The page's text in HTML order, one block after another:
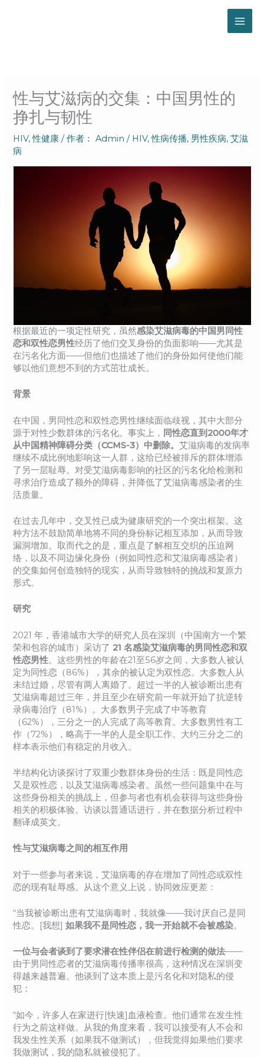
性与艾滋病的交集：中国男性的
挣扎与韧性
HIV,性健康 / 作者： Admin/ HIV,性病传播, 男性疾病,艾滋
病
根据最近的一项定性研究，虽然感染艾滋病毒的中国男同性
恋和双性恋男性经历了他们交叉身份的负面影响——尤其是
在污名化方面——但他们也描述了他们的身份如何使他们能
够以他们意想不到的方式茁壮成长。
背景
在中国，男同性恋和双性恋男性继续面临歧视，其中大部分
源于对性少数群体的污名化。事实上， 同性恋直到2000年才
从中国精神障碍分类（CCMS-3）中删除。艾滋病毒的发病率
继续不成比例地影响这一人群，这给已经被排斥的群体增添
了另一层耻辱。对受艾滋病毒影响的社区的污名化给检测和
寻求治疗造成了额外的障碍，并降低了艾滋病毒感染者的生
活质量。
在过去几年中，交叉性已成为健康研究的一个突出框架。这
种方法不鼓励简单地将不同的身份标记相互添加，从而导致
漏洞增加。取而代之的是，重点是了解相互交织的压迫网
络，以及不同边缘化身份（例如同性恋和艾滋病毒感染者）
的交集如何创造独特的现实，从而导致独特的挑战和复原力
形式。
研究
2021 年，香港城市大学的研究人员在深圳（中国南方一个繁
荣和包容的城市）采访了 21 名感染艾滋病毒的男同性恋和双
性恋男性。这些男性的年龄在21至56岁之间，大多数人被认
定为同性恋（86%），其余的被认定为双性恋。大多数人从
未结过婚，尽管有两人离婚了。超过一半的人被诊断出患有
艾滋病毒超过三年，并且至少在研究前一年就开始了抗逆转
录病毒治疗（81%）。大多数男子完成了中等教育
（62%），三分之一的人完成了高等教育。大多数男性有工
作（72%），略高于一半的人是全职工作。大约三分之二的
样本表示他们有稳定的月收入。
半结构化访谈探讨了双重少数群体身份的生活：既是同性恋
又是双性恋，以及艾滋病毒感染者。虽然一些问题集中在与
这些身份相关的挑战上，但参与者也有机会获得与这些身份
相关的积极体验。访谈以普通话进行，并在数据分析过程中
翻译成英文。
性与艾滋病毒之间的相互作用
对于一些参与者来说，艾滋病毒的存在增加了同性恋或双性
恋的现有耻辱感。从这个意义上说，协同效应更差：
“当我被诊断出患有艾滋病毒时，我就像——我讨厌自己是同
性恋。[我想]如果我不是同性恋，我一开始就不会被感染。
一位与会者谈到了要求潜在性伴侣在前进行检测的做法——
由于男同性恋者的艾滋病毒传播率很高，这种情况在深圳变
得越来越普遍。他谈到了这本质上是污名化和对隐私的侵
犯：
“如今，许多人在家进行[快速]血液检查。他们通常在发生性
行为之前这样做。从我的角度来看，我可以接受有人不会和
我发生性关系（如果我不做测试），但我觉得如果他们要求
我做测试，我的隐私就被侵犯了。